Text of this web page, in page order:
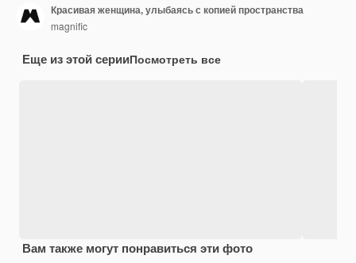
Красивая женщина, улыбаясь с копией пространства
magnific
Еще из этой серииПосмотреть все
Вам также могут понравиться эти фото